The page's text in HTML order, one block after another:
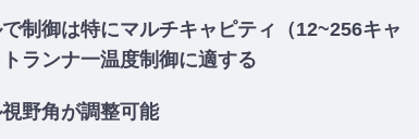
制御は特にマルチキャピティ（12~256キャ
ランナ一温度制御に適する
野角が調整可能